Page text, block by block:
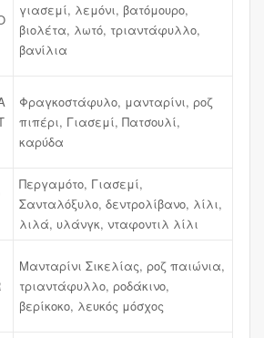
γιασεμί, λεμόνι, βατόμουρο,
βιολέτα, λωτό, τριαντάφυλλο,
βανίλια
Φραγκοστάφυλο, μανταρίνι, ροζ
πιπέρι, Γιασεμί, Πατσουλί,
καρύδα
Περγαμότο, Γιασεμί,
Σανταλόξυλο, δεντρολίβανο, λίλι,
λιλά, υλάνγκ, νταφοντιλ λίλι
Μανταρίνι Σικελίας, ροζ παιώνια,
τριαντάφυλλο, ροδάκινο,
βερίκοκο, λευκός μόσχος